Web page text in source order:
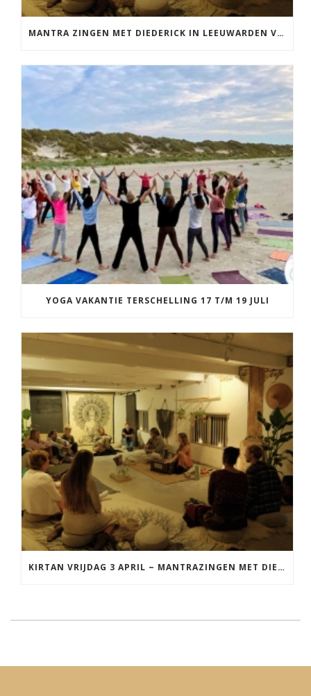
MANTRA ZINGEN MET DIEDERICK IN LEEUWARDEN VRIJDAG 12 JUNI KIRTAN
YOGA VAKANTIE TERSCHELLING 17 T/M 19 JULI
KIRTAN VRIJDAG 3 APRIL ~ MANTRAZINGEN MET DIEDERICK IN LEEUWARDEN